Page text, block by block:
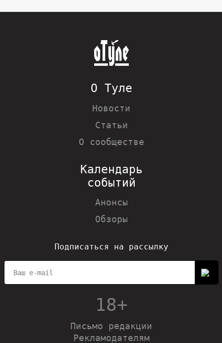
О Туле
Новости
Статьи
О сообществе
Календарь
событий
Анонсы
Обзоры
Подписаться на рассылку
18+
Письмо редакции
Рекламодателям